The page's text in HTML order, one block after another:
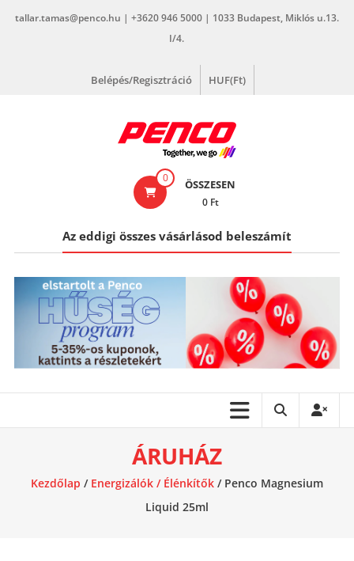
tallar.tamas@penco.hu | +3620 946 5000 | 1033 Budapest, Miklós u.13.
I/4.
Belépés/Regisztráció HUF(Ft)
0 ÖSSZESEN
0 Ft
Az eddigi összes vásárlásod beleszámít
ÁRUHÁZ
Kezdőlap / Energizálók / Élénkítők/ Penco Magnesium
Liquid 25ml